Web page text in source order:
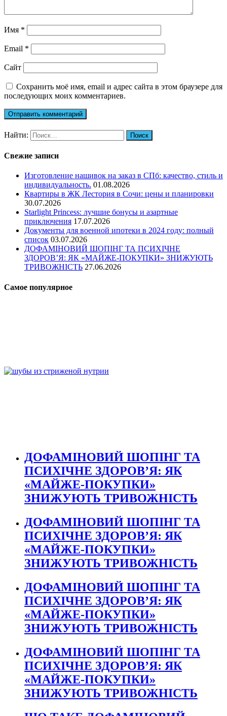
Имя *
Email *
Сайт
Сохранить моё имя, email и адрес сайта в этом браузере для
последующих моих комментариев.
Найти:
Свежие записи
Изготовление нашивок на заказ в СПб: качество, стиль и
индивидуальность. 01.08.2026
Квартиры в ЖК Лестория в Сочи: цены и планировки
30.07.2026
Starlight Princess: лучшие бонусы и азартные
приключения 17.07.2026
Документы для военной ипотеки в 2024 году: полный
список 03.07.2026
ДОФАМІНОВИЙ ШОПІНГ ТА ПСИХІЧНЕ
ЗДОРОВ’Я: ЯК «МАЙЖЕ-ПОКУПКИ» ЗНИЖУЮТЬ
ТРИВОЖНІСТЬ 27.06.2026
Самое популярное
ДОФАМІНОВИЙ ШОПІНГ ТА
ПСИХІЧНЕ ЗДОРОВ’Я: ЯК
«МАЙЖЕ-ПОКУПКИ»
ЗНИЖУЮТЬ ТРИВОЖНІСТЬ
ДОФАМІНОВИЙ ШОПІНГ ТА
ПСИХІЧНЕ ЗДОРОВ’Я: ЯК
«МАЙЖЕ-ПОКУПКИ»
ЗНИЖУЮТЬ ТРИВОЖНІСТЬ
ДОФАМІНОВИЙ ШОПІНГ ТА
ПСИХІЧНЕ ЗДОРОВ’Я: ЯК
«МАЙЖЕ-ПОКУПКИ»
ЗНИЖУЮТЬ ТРИВОЖНІСТЬ
ДОФАМІНОВИЙ ШОПІНГ ТА
ПСИХІЧНЕ ЗДОРОВ’Я: ЯК
«МАЙЖЕ-ПОКУПКИ»
ЗНИЖУЮТЬ ТРИВОЖНІСТЬ